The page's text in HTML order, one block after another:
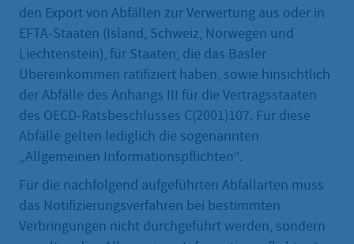
den Export von Abfällen zur Verwertung aus oder in
EFTA-Staaten (Island, Schweiz, Norwegen und
Liechtenstein), für Staaten, die das Basler
Übereinkommen ratifiziert haben, sowie hinsichtlich
der Abfälle des Anhangs III für die Vertragsstaaten
des OECD-Ratsbeschlusses C(2001)107. Für diese
Abfälle gelten lediglich die sogenannten
„Allgemeinen Informationspflichten“.
Für die nachfolgend aufgeführten Abfallarten muss
das Notifizierungsverfahren bei bestimmten
Verbringungen nicht durchgeführt werden, sondern